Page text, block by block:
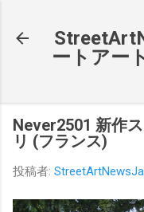
ートアー
Never2501 新作
リ (フランス)
投稿者: